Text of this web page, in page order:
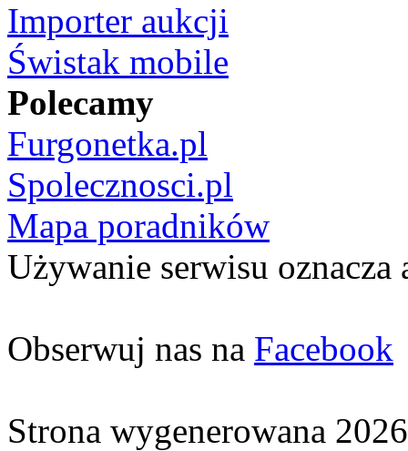
Importer aukcji
Świstak mobile
Polecamy
Furgonetka.pl
Spolecznosci.pl
Mapa poradników
Używanie serwisu oznacza
Obserwuj nas na Facebook
Strona wygenerowana